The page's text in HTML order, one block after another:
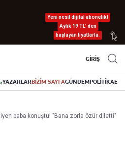
Yeni nesil dijital abonelik!
Aylık 19 TL’ den
başlayan fiyatlarla.
GİRİŞ
YAZARLARBİZİM SAYFAGÜNDEMPOLİTİKA
baba konuştu! "Bana zorla özür diletti"